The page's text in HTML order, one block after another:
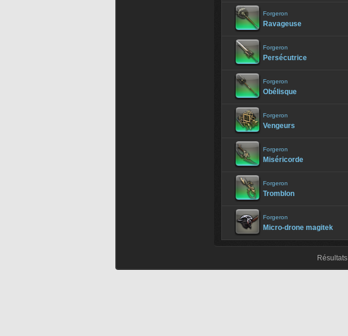
Forgeron
Ravageuse
Forgeron
Persécutrice
Forgeron
Obélisque
Forgeron
Vengeurs
Forgeron
Miséricorde
Forgeron
Tromblon
Forgeron
Micro-drone magitek
Résultats